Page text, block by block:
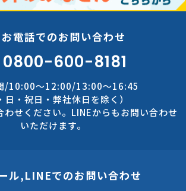
お電話でのお問い合わせ
0800-600-8181
/10:00～12:00/13:00～16:45
日・祝日・弊社休日を除く）
わせください。LINEからもお問い合わせ
いただけます。
ル,LINEでのお問い合わせ